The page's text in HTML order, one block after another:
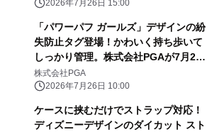
2026年7月26日 15:00
「パワーパフ ガールズ」デザインの紛
失防止タグ登場！かわいく持ち歩いて
しっかり管理。株式会社PGAが7月24
日発売
株式会社PGA
2026年7月26日 10:00
ケースに挟むだけでストラップ対応！
ディズニーデザインのダイカット スト